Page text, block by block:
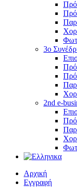
3ο
2nd e-
Αρχική
Εγγραφή